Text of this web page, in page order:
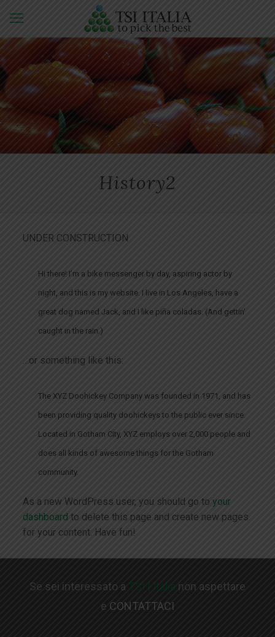
History2
UNDER CONSTRUCTION
Hi there! I’m a bike messenger by day, aspiring actor by
night, and this is my website. I live in Los Angeles, have a
great dog named Jack, and I like piña coladas. (And gettin’
caught in the rain.)
…or something like this:
The XYZ Doohickey Company was founded in 1971, and has
been providing quality doohickeys to the public ever since.
Located in Gotham City, XYZ employs over 2,000 people and
does all kinds of awesome things for the Gotham
community.
As a new WordPress user, you should go to your
dashboard to delete this page and create new pages
for your content. Have fun!
Se sei interessato a TSI | Italia non aspettare
e CONTATTACI